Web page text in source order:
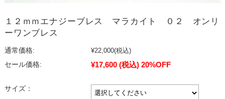
１２ｍｍエナジーブレス マラカイト ０２ オンリ
ーワンブレス
通常価格: ¥22,000(税込)
セール価格:
¥17,600 (税込) 20%OFF
サイズ：